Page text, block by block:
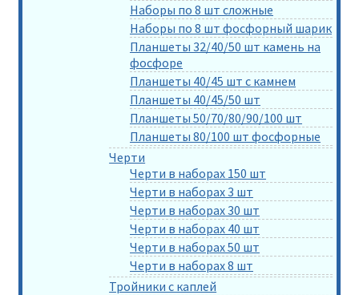
Наборы по 8 шт сложные
Наборы по 8 шт фосфорный шарик
Планшеты 32/40/50 шт камень на
фосфоре
Планшеты 40/45 шт с камнем
Планшеты 40/45/50 шт
Планшеты 50/70/80/90/100 шт
Планшеты 80/100 шт фосфорные
Черти
Черти в наборах 150 шт
Черти в наборах 3 шт
Черти в наборах 30 шт
Черти в наборах 40 шт
Черти в наборах 50 шт
Черти в наборах 8 шт
Тройники с каплей